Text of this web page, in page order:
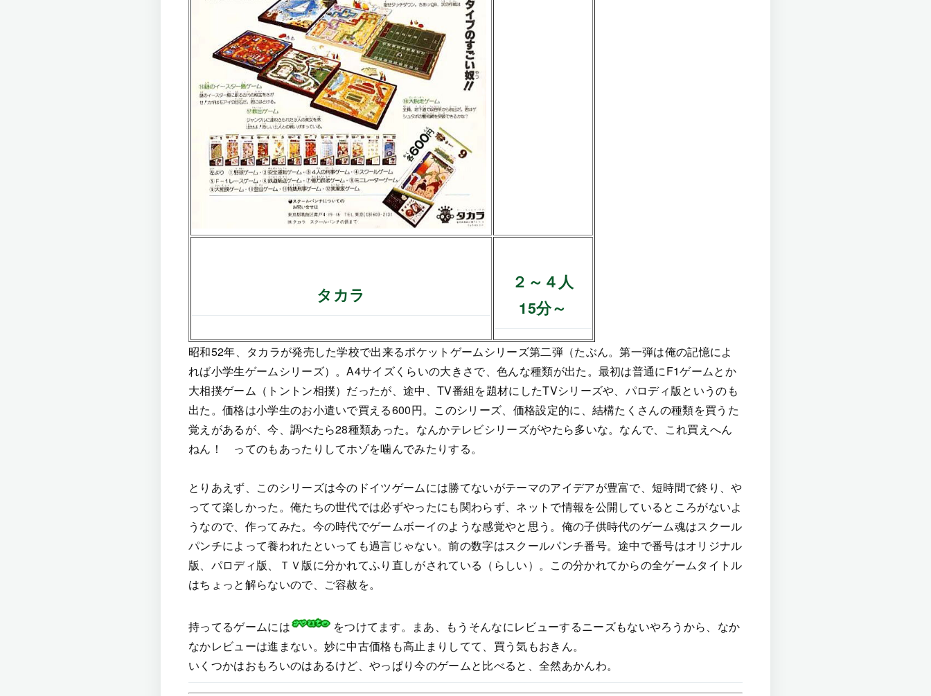
タカラ
２～４人
15分～
昭和52年、タカラが発売した学校で出来るポケットゲームシリーズ第二弾（たぶん。第一弾は俺の記憶によ
れば小学生ゲームシリーズ）。A4サイズくらいの大きさで、色んな種類が出た。最初は普通にF1ゲームとか
大相撲ゲーム（トントン相撲）だったが、途中、TV番組を題材にしたTVシリーズや、パロディ版というのも
出た。価格は小学生のお小遣いで買える600円。このシリーズ、価格設定的に、結構たくさんの種類を買うた
覚えがあるが、今、調べたら28種類あった。なんかテレビシリーズがやたら多いな。なんで、これ買えへん
ねん！ ってのもあったりしてホゾを噛んでみたりする。
とりあえず、このシリーズは今のドイツゲームには勝てないがテーマのアイデアが豊富で、短時間で終り、や
ってて楽しかった。俺たちの世代では必ずやったにも関わらず、ネットで情報を公開しているところがないよ
うなので、作ってみた。今の時代でゲームボーイのような感覚やと思う。俺の子供時代のゲーム魂はスクール
パンチによって養われたといっても過言じゃない。前の数字はスクールパンチ番号。途中で番号はオリジナル
版、パロディ版、ＴＶ版に分かれてふり直しがされている（らしい）。この分かれてからの全ゲームタイトル
はちょっと解らないので、ご容赦を。
持ってるゲームには
をつけてます。まあ、もうそんなにレビューするニーズもないやろうから、なか
なかレビューは進まない。妙に中古価格も高止まりしてて、買う気もおきん。
いくつかはおもろいのはあるけど、やっぱり今のゲームと比べると、全然あかんわ。